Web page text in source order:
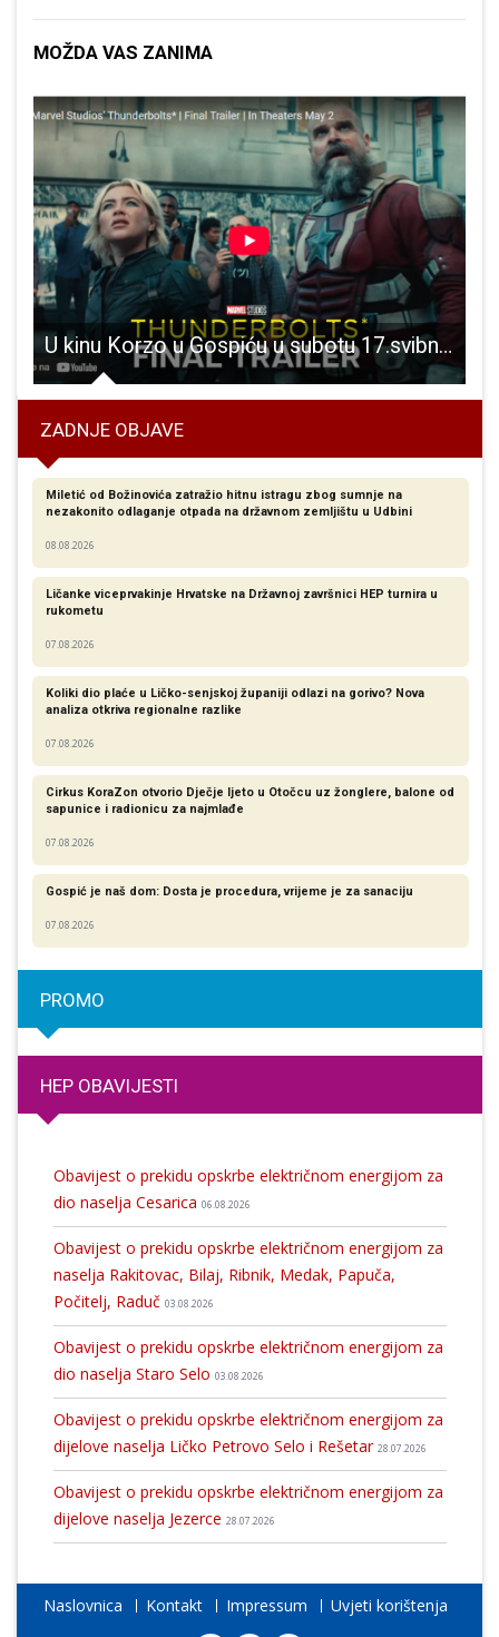
MOŽDA VAS ZANIMA
U kinu Korzo u Gospiću u subotu 17.svibnja od 20:30 gledajte film Thunderbolti
ZADNJE OBJAVE
Miletić od Božinovića zatražio hitnu istragu zbog sumnje na
nezakonito odlaganje otpada na državnom zemljištu u Udbini
08.08.2026
Ličanke viceprvakinje Hrvatske na Državnoj završnici HEP turnira u
rukometu
07.08.2026
Koliki dio plaće u Ličko-senjskoj županiji odlazi na gorivo? Nova
analiza otkriva regionalne razlike​
07.08.2026
Cirkus KoraZon otvorio Dječje ljeto u Otočcu uz žonglere, balone od
sapunice i radionicu za najmlađe
07.08.2026
Gospić je naš dom: Dosta je procedura, vrijeme je za sanaciju
07.08.2026
PROMO
HEP OBAVIJESTI
Obavijest o prekidu opskrbe električnom energijom za
dio naselja Cesarica 06.08.2026
Obavijest o prekidu opskrbe električnom energijom za
naselja Rakitovac, Bilaj, Ribnik, Medak, Papuča,
Počitelj, Raduč 03.08.2026
Obavijest o prekidu opskrbe električnom energijom za
dio naselja Staro Selo 03.08.2026
Obavijest o prekidu opskrbe električnom energijom za
dijelove naselja Ličko Petrovo Selo i Rešetar 28.07.2026
Obavijest o prekidu opskrbe električnom energijom za
dijelove naselja Jezerce 28.07.2026
Naslovnica Kontakt Impressum Uvjeti korištenja